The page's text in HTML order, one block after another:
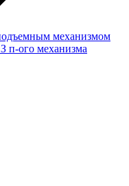
механизмом
п-ого механизма